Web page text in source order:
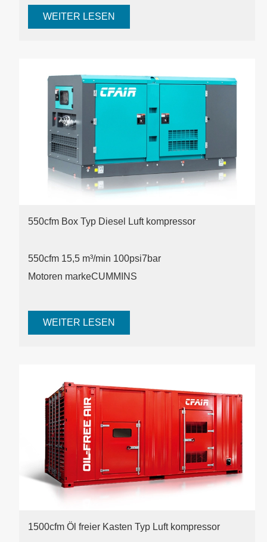
WEITER LESEN
550cfm Box Typ Diesel Luft kompressor
550cfm 15,5 m³/min 100psi7bar
Motoren markeCUMMINS
WEITER LESEN
1500cfm Öl freier Kasten Typ Luft kompressor